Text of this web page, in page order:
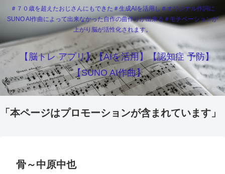
＃７０歳を超えたおじさんにもできた＃生成AIを活用し＃オリジナル作詞に
SUNO AI作曲によって出来なかった自作の曲作りが出来る＃モチベーションが
上がり脳が活性化されます。
【脳トレ アプリ】【AIを活用】【認知症 予防】
【SUNO AI作曲】
「本ページはプロモーションが含まれています」
骨～中原中也